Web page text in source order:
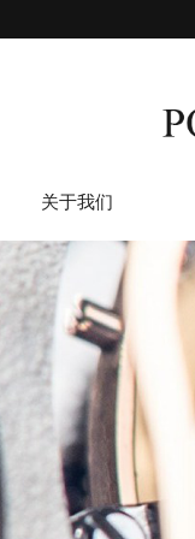
关于我们